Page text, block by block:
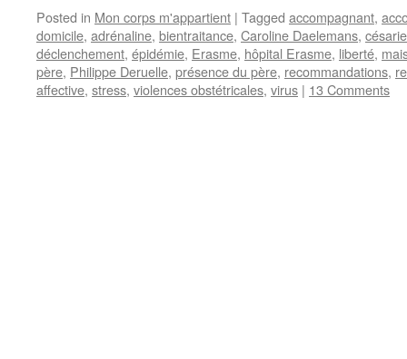
Posted in Mon corps m'appartient | Tagged accompagnant,
domicile, adrénaline, bientraitance, Caroline Daelemans,
déclenchement, épidémie, Erasme, hôpital Erasme, liberté,
père, Philippe Deruelle, présence du père, recommandations,
affective, stress, violences obstétricales, virus | 13 Comments